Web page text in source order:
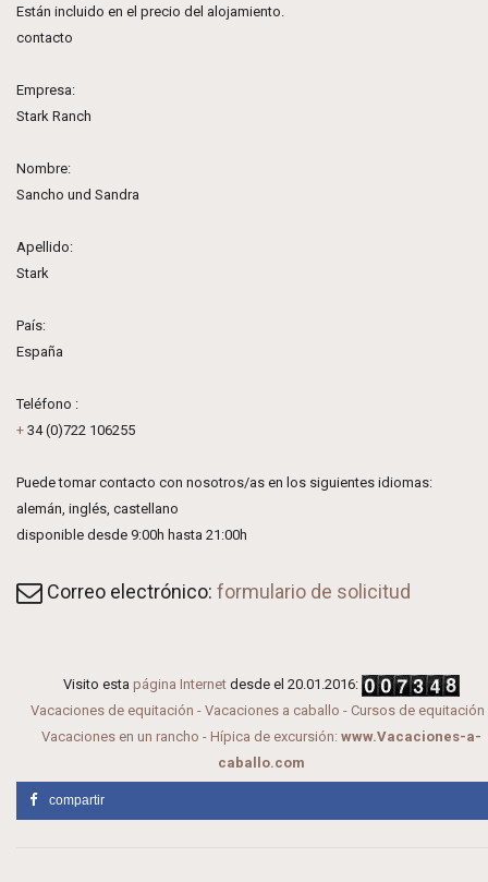
Están incluido en el precio del alojamiento.
contacto
Empresa:
Stark Ranch
Nombre:
Sancho und Sandra
Apellido:
Stark
País:
España
Teléfono :
+ 34 (0)722 106255
Puede tomar contacto con nosotros/as en los siguientes idiomas:
alemán, inglés, castellano
disponible desde 9:00h hasta 21:00h
Correo electrónico: formulario de solicitud
Visito esta página Internet desde el 20.01.2016:
Vacaciones de equitación - Vacaciones a caballo - Cursos de equitación
Vacaciones en un rancho - Hípica de excursión: www.Vacaciones-a-
caballo.com
compartir